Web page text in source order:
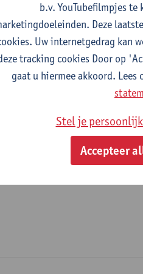
Departement Elektronica,
Statuut & functies
Bijzonder academisch
predoc mandaat FWO
b.v. YouTubefilmpjes
Deze
Uw internetgedrag kan
tracking cookies Door op
gaat u hiermee akkoord. Lees
Stel je
Accepteer